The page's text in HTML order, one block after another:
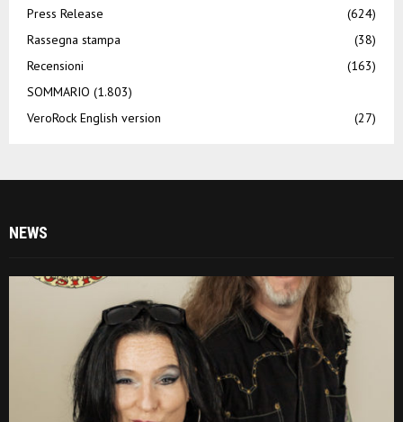
Press Release
(624)
Rassegna stampa
(38)
Recensioni
(163)
SOMMARIO (1.803)
VeroRock English version
(27)
NEWS